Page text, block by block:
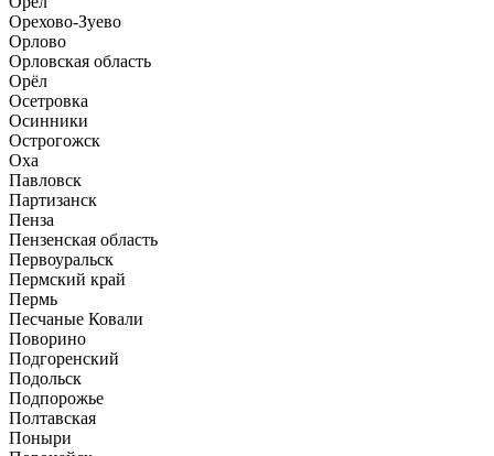
Орехово-Зуево
Орлово
Орловская область
Орёл
Осетровка
Осинники
Острогожск
Оха
Павловск
Партизанск
Пенза
Пензенская область
Первоуральск
Пермский край
Пермь
Песчаные Ковали
Поворино
Подгоренский
Подольск
Подпорожье
Полтавская
Поныри